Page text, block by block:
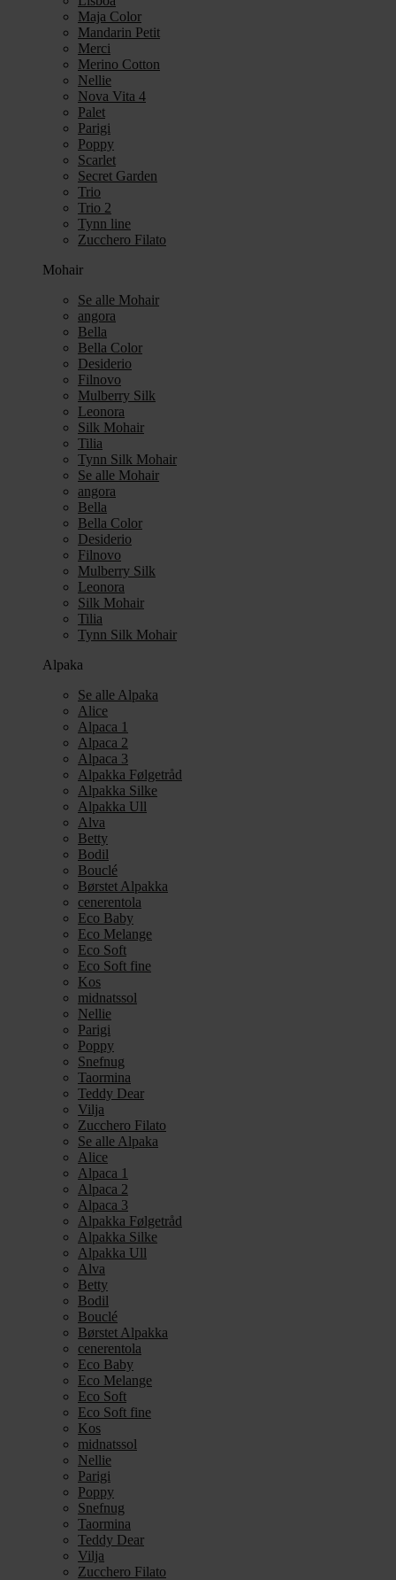
Maja Color
Mandarin Petit
Merci
Merino Cotton
Nellie
Nova Vita 4
Palet
Parigi
Poppy
Scarlet
Secret Garden
Trio
Trio 2
Tynn line
Zucchero Filato
Mohair
Se alle Mohair
angora
Bella
Bella Color
Desiderio
Filnovo
Mulberry Silk
Leonora
Silk Mohair
Tilia
Tynn Silk Mohair
Se alle Mohair
angora
Bella
Bella Color
Desiderio
Filnovo
Mulberry Silk
Leonora
Silk Mohair
Tilia
Tynn Silk Mohair
Alpaka
Se alle Alpaka
Alice
Alpaca 1
Alpaca 2
Alpaca 3
Alpakka Følgetråd
Alpakka Silke
Alpakka Ull
Alva
Betty
Bodil
Bouclé
Børstet Alpakka
cenerentola
Eco Baby
Eco Melange
Eco Soft
Eco Soft fine
Kos
midnatssol
Nellie
Parigi
Poppy
Snefnug
Taormina
Teddy Dear
Vilja
Zucchero Filato
Se alle Alpaka
Alice
Alpaca 1
Alpaca 2
Alpaca 3
Alpakka Følgetråd
Alpakka Silke
Alpakka Ull
Alva
Betty
Bodil
Bouclé
Børstet Alpakka
cenerentola
Eco Baby
Eco Melange
Eco Soft
Eco Soft fine
Kos
midnatssol
Nellie
Parigi
Poppy
Snefnug
Taormina
Teddy Dear
Vilja
Zucchero Filato